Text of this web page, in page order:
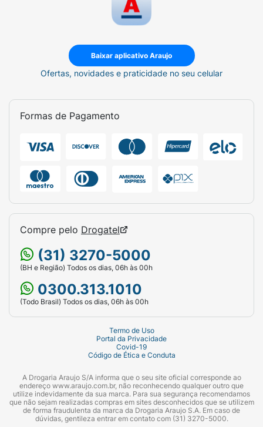
Baixar aplicativo Araujo
Ofertas, novidades e praticidade no seu celular
Formas de Pagamento
Compre pelo Drogatel
(31) 3270-5000
(BH e Região) Todos os dias, 06h às 00h
0300.313.1010
(Todo Brasil) Todos os dias, 06h às 00h
Termo de Uso
Portal da Privacidade
Covid-19
Código de Ética e Conduta
A Drogaria Araujo S/A informa que o seu site oficial corresponde ao
endereço www.araujo.com.br, não reconhecendo qualquer outro que
utilize indevidamente da sua marca. Para sua segurança recomendamos
que não sejam realizadas compras em sites desconhecidos que se utilizem
de forma fraudulenta da marca da Drogaria Araujo S.A. Em caso de
dúvidas, gentileza entrar em contato com (31) 3270-5000.